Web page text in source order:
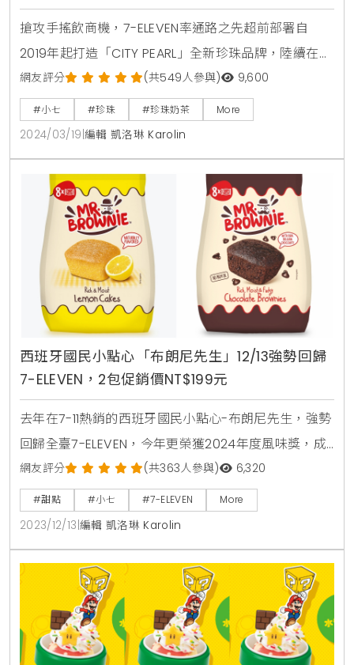
搶攻手搖飲商機，7-ELEVEN率通路之先超前部署自
2019年起打造「CITY PEARL」全新珍珠品牌，陸續在全
台門市推出暢銷飲品，打造離家最近24小時手搖飲通
路。瞄準年輕族群，「CITY PEARL」更首次攜手「可不
可熟成紅茶專賣店」聯名監製合作開發「冰胭脂紅茶珍
珠歐蕾」，預計再次創造全民嚐鮮風潮，期能帶動相關
業績成長逾兩成。觀察咖啡、手搖飲市場規模達上千億
元，7-ELEVEN藉由「多元品牌」
網友評分 (共549人參與) 9,600
#小七 #珍珠 #珍珠奶茶 More
2024/03/19 編輯 凱洛琳 Karolin
西班牙國民小點心「布朗尼先生」12/13強勢回歸
7-ELEVEN，2包促銷價NT$199元
去年在7-11熱銷的西班牙國民小點心-布朗尼先生，強勢
回歸全臺7-ELEVEN，今年更榮獲2024年度風味獎，成
為西班牙午後嘴饞輕零食的首選。布朗尼（Brownie）
是甜點的經典代表，源自於18世紀的人氣點心，而西班
牙經典布朗尼品牌「布朗尼先生」，更是在西班牙為家
喻戶曉的布朗尼品牌。其創辦人John Brown 放棄一切
投入自己喜愛的烘焙事業中，曾推出布朗尼蛋糕和馬芬
等甜點，而後因布朗尼蛋糕名氣越
網友評分 (共363人參與) 6,320
#甜點 #小七 #7-ELEVEN More
2023/12/13 編輯 凱洛琳 Karolin